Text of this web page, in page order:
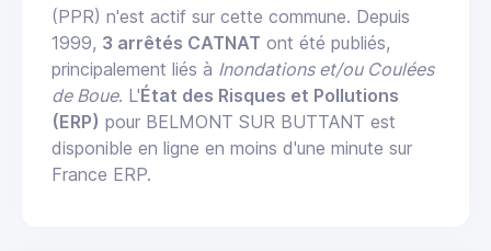
(PPR) n'est actif sur cette commune. Depuis
1999, 3 arrêtés CATNAT ont été publiés,
principalement liés à Inondations et/ou Coulées
de Boue. L'État des Risques et Pollutions
(ERP) pour BELMONT SUR BUTTANT est
disponible en ligne en moins d'une minute sur
France ERP.